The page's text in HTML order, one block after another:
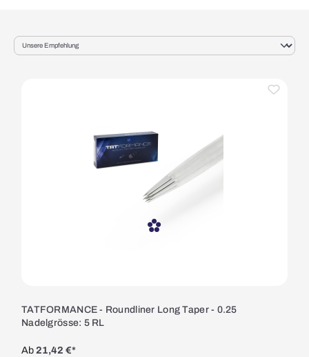
TATFORMANCE - Roundliner Long Taper - 0.25
Nadelgrösse: 5 RL
Ab21,42 €*